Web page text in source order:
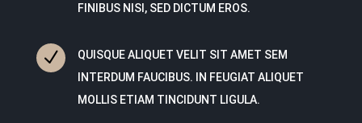
FINIBUS NISI, SED DICTUM EROS.
N
QUISQUE ALIQUET VELIT SIT AMET SEM
INTERDUM FAUCIBUS. IN FEUGIAT ALIQUET
MOLLIS ETIAM TINCIDUNT LIGULA.